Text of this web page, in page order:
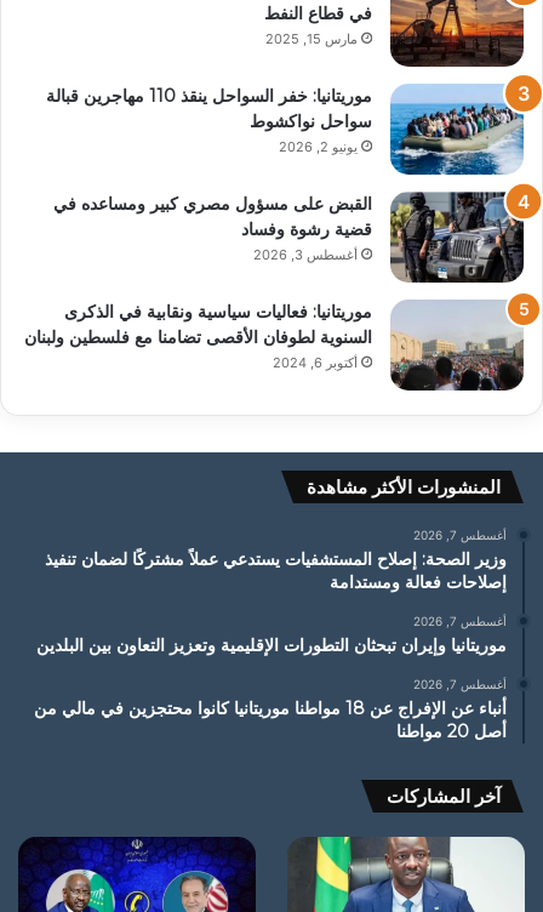
في قطاع النفط
مارس 15, 2025
موريتانيا: خفر السواحل ينقذ 110 مهاجرين قبالة
سواحل نواكشوط
يونيو 2, 2026
القبض على مسؤول مصري كبير ومساعده في
قضية رشوة وفساد
أغسطس 3, 2026
موريتانيا: فعاليات سياسية ونقابية في الذكرى
السنوية لطوفان الأقصى تضامنا مع فلسطين ولبنان
أكتوبر 6, 2024
المنشورات الأكثر مشاهدة
أغسطس 7, 2026
وزير الصحة: إصلاح المستشفيات يستدعي عملاً مشتركًا لضمان تنفيذ
إصلاحات فعالة ومستدامة
أغسطس 7, 2026
موريتانيا وإيران تبحثان التطورات الإقليمية وتعزيز التعاون بين البلدين
أغسطس 7, 2026
أنباء عن الإفراج عن 18 مواطنا موريتانيا كانوا محتجزين في مالي من
أصل 20 مواطنا
آخر المشاركات